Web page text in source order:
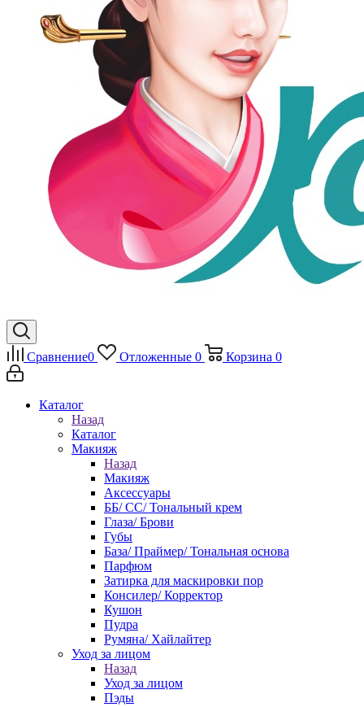
Сравнение0 Отложенные 0 Корзина 0
Каталог
Назад
Каталог
Макияж
Назад
Макияж
Аксессуары
ББ/ СС/ Тональный крем
Глаза/ Брови
Губы
База/ Праймер/ Тональная основа
Парфюм
Затирка для маскировки пор
Консилер/ Корректор
Кушон
Пудра
Румяна/ Хайлайтер
Уход за лицом
Назад
Уход за лицом
Пэды